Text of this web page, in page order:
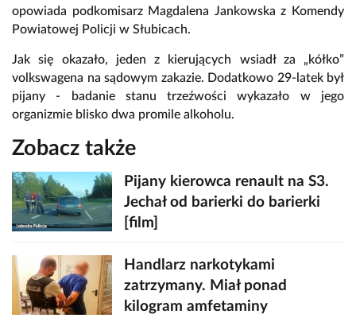
opowiada podkomisarz Magdalena Jankowska z Komendy
Powiatowej Policji w Słubicach.
Jak się okazało, jeden z kierujących wsiadł za „kółko”
volkswagena na sądowym zakazie. Dodatkowo 29-latek był
pijany - badanie stanu trzeźwości wykazało w jego
organizmie blisko dwa promile alkoholu.
Zobacz także
Pijany kierowca renault na S3.
Jechał od barierki do barierki
[film]
Handlarz narkotykami
zatrzymany. Miał ponad
kilogram amfetaminy